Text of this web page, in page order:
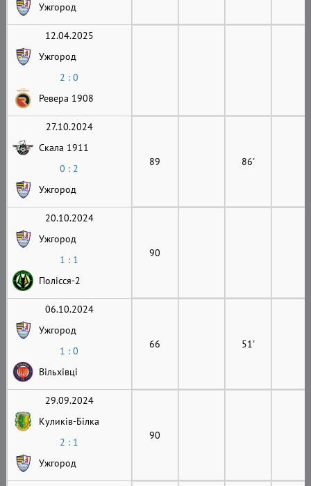
Ужгород
12.04.2025
Ужгород
2 : 0
Ревера 1908
27.10.2024
Скала 1911
0 : 2
Ужгород
89 86'
20.10.2024
Ужгород
1 : 1
Полісся-2
90
06.10.2024
Ужгород
1 : 0
Вільхівці
66 51'
29.09.2024
Куликів-Білка
2 : 1
Ужгород
90